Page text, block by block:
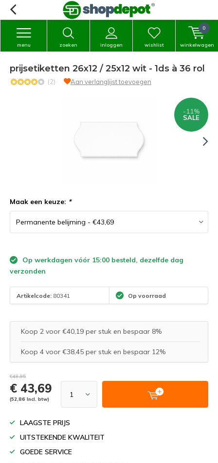
zoeken inloggen
menu wishlist winkelwagen
0
prijsetiketten 26x12 / 25x12 wit - 1ds à 36 rol
(2) Aan verlanglijst toevoegen
-11%
SALE
Maak een keuze: *
Op werkdagen vóór 15:00 besteld, dezelfde dag
verzonden
Artikelcode: 80341 Op voorraad
Koop 2 voor €40,19 per stuk en bespaar 8%
Koop 4 voor €38,45 per stuk en bespaar 12%
€48,95
€ 43,69
(52,86 Incl. btw)
LAAGSTE PRIJS
UITSTEKENDE KWALITEIT
GOEDE SERVICE